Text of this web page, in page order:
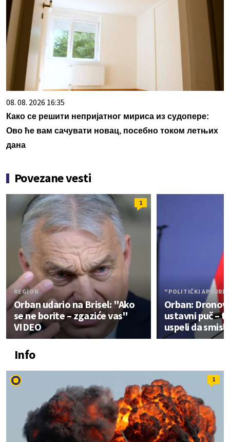
08. 08. 2026 16:35
Како се решити непријатног мириса из судопере:
Ово ће вам сачувати новац, посебно током летњих
дана
Povezane vesti
1
REGION
Orban udario na Brisel: "Ako
se ne borite – zgaziće vas"
VIDEO
"POLITIČKI
Orban:
ustavni puč –
uspeli da
Info
1